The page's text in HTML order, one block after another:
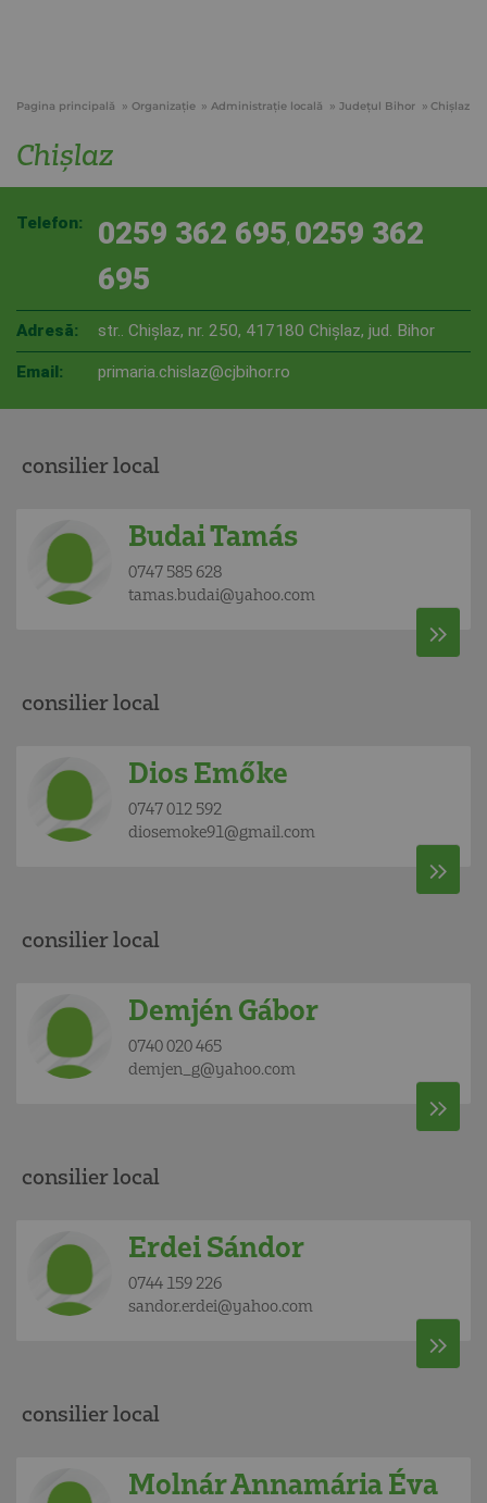
Pagina principală Organizație Administraţie locală Judeţul Bihor Chişlaz
Chişlaz
Telefon: 0259 362 695, 0259 362
695
Adresă: str.. Chişlaz, nr. 250, 417180 Chişlaz, jud. Bihor
Email: primaria.chislaz@cjbihor.ro
consilier local
Budai Tamás
0747 585 628
tamas.budai@yahoo.com
consilier local
Dios Emőke
0747 012 592
diosemoke91@gmail.com
consilier local
Demjén Gábor
0740 020 465
demjen_g@yahoo.com
consilier local
Erdei Sándor
0744 159 226
sandor.erdei@yahoo.com
consilier local
Molnár Annamária Éva